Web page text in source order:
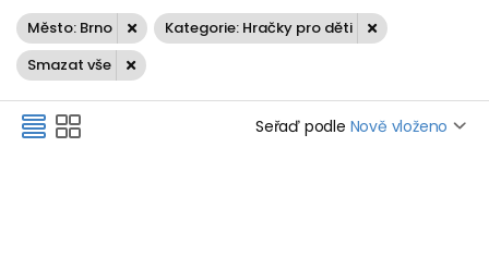
Město: Brno
Kategorie: Hračky pro děti
Smazat vše
Seřaď podle Nově vloženo